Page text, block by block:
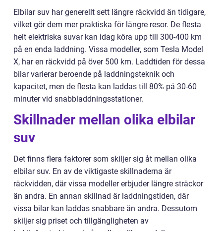
Elbilar suv har generellt sett längre räckvidd än tidigare,
vilket gör dem mer praktiska för längre resor. De flesta
helt elektriska suvar kan idag köra upp till 300-400 km
på en enda laddning. Vissa modeller, som Tesla Model
X, har en räckvidd på över 500 km. Laddtiden för dessa
bilar varierar beroende på laddningsteknik och
kapacitet, men de flesta kan laddas till 80% på 30-60
minuter vid snabbladdningsstationer.
Skillnader mellan olika elbilar
suv
Det finns flera faktorer som skiljer sig åt mellan olika
elbilar suv. En av de viktigaste skillnaderna är
räckvidden, där vissa modeller erbjuder längre sträckor
än andra. En annan skillnad är laddningstiden, där
vissa bilar kan laddas snabbare än andra. Dessutom
skiljer sig priset och tillgängligheten av